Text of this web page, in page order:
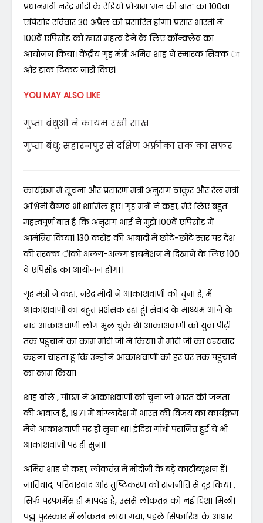
प्रधानमंत्री नरेंद्र मोदी के रेडियो प्रोग्राम ‘मन की बात’ का 100वां
एपिसोड रविवार 30 अप्रैल को प्रसारित होगा। प्रसार भारती ने
100वें एपिसोड को खास महत्व देने के लिए कॉन्क्लेव का
आयोजन किया। केंद्रीय गृह मंत्री अमित शाह ने स्मारक सिक्क ा
और डाक टिकट जारी किए।
YOU MAY ALSO LIKE
गुप्ता बंधुओं ने कायम रखी साख
गुप्ता बंधु: सहारनपुर से दक्षिण अफ्रीका तक का सफर
कार्यक्रम में सूचना और प्रसारण मंत्री अनुराग ठाकुर और रेल मंत्री
अश्विनी वैष्णव भी शामिल हुए। गृह मंत्री ने कहा, मेरे लिए बहुत
महत्वपूर्ण बात है कि अनुराग भाई ने मुझे 100वें एपिसोड में
आमंत्रित किया। 130 करोड़ की आबादी में छोटे-छोटे स्तर पर देश
की तरक्क ीको अलग-अलग डायमेंशन में दिखाने के लिए 100
वें एपिसोड का आयोजन होगा।
गृह मंत्री ने कहा, नरेंद्र मोदी ने आकाशवाणी को चुना है, मैं
आकाशवाणी का बहुत प्रशंसक रहा हूं। संवाद के माध्यम आने के
बाद आकाशवाणी लोग भूल चुके थे। आकाशवाणी को युवा पीढ़ी
तक पहुंचाने का काम मोदी जी ने किया। मैं मोदी जी का धन्यवाद
कहना चाहता हूं कि उन्होंने आकाशवाणी को हर घर तक पहुंचाने
का काम किया।
शाह बोले , पीएम ने आकाशवाणी को चुना जो भारत की जनता
की आवाज है, 1971 में बांग्लादेश में भारत की विजय का कार्यक्रम
मैंने आकाशवाणी पर ही सुना था। इंदिरा गांधी पराजित हुई ये भी
आकाशवाणी पर ही सुना।
अमित शाह ने कहा, लोकतंत्र में मोदीजी के बड़े कांट्रीब्यूशन हैं।
जातिवाद, परिवारवाद और तुष्टिकरण को राजनीति से दूर किया ,
सिर्फ परफार्मेंस ही मापदंड है, उससे लोकतंत्र को नई दिशा मिली।
पद्म पुरस्कार में लोकतंत्र लाया गया, पहले सिफारिश के आधार